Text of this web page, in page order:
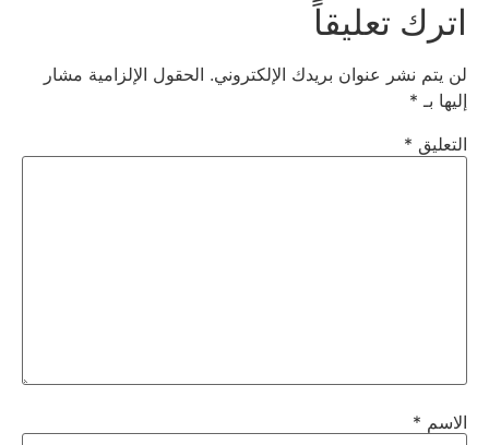
اترك تعليقاً
لن يتم نشر عنوان بريدك الإلكتروني. الحقول الإلزامية مشار
إليها بـ *
التعليق *
الاسم *